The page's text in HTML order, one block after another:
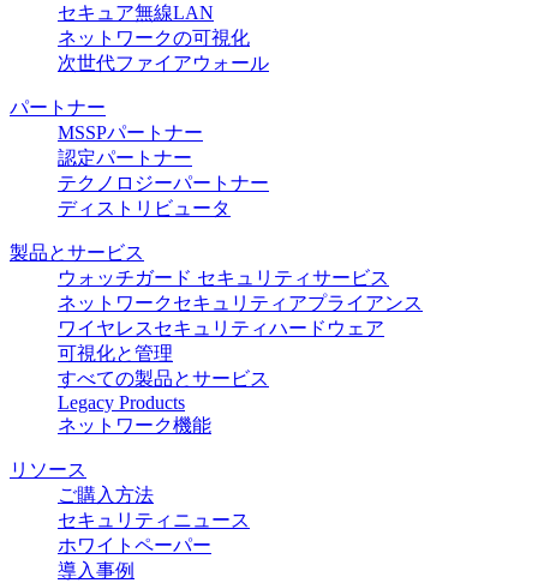
セキュア無線LAN
ネットワークの可視化
次世代ファイアウォール
パートナー
MSSPパートナー
認定パートナー
テクノロジーパートナー
ディストリビュータ
製品とサービス
ウォッチガード セキュリティサービス
ネットワークセキュリティアプライアンス
ワイヤレスセキュリティハードウェア
可視化と管理
すべての製品とサービス
Legacy Products
ネットワーク機能
リソース
ご購入方法
セキュリティニュース
ホワイトペーパー
導入事例